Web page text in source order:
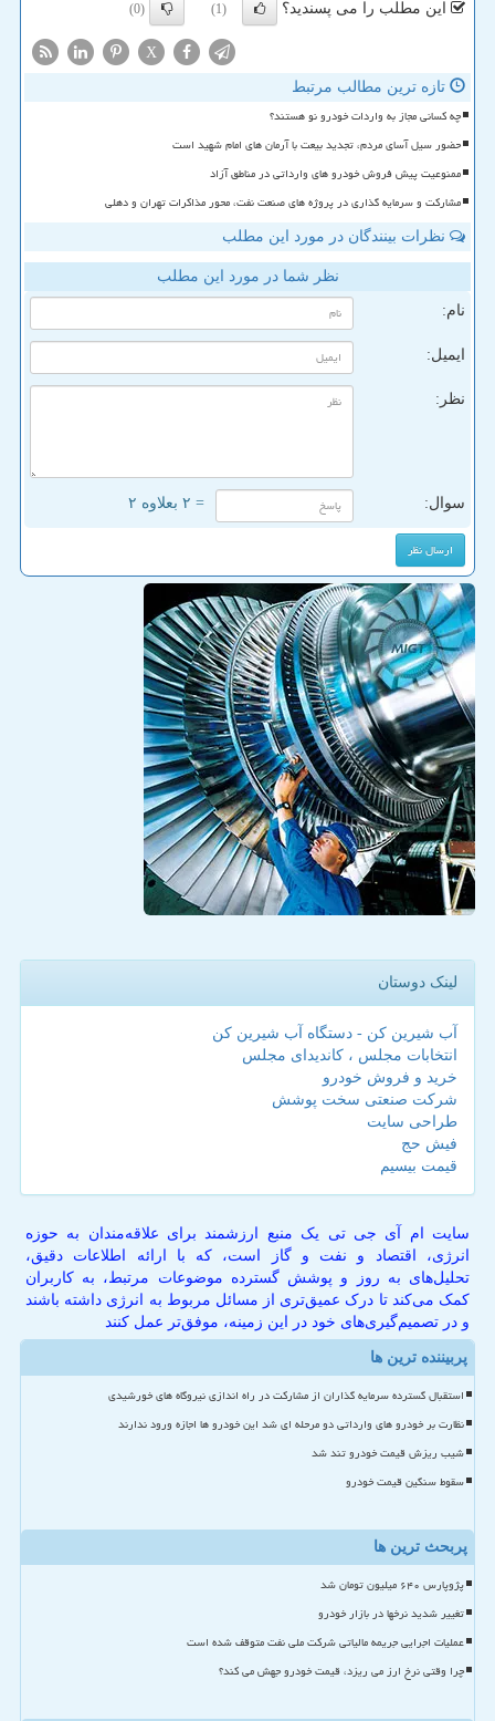
این مطلب را می پسندید؟ (1)
(0)
X
تازه ترین مطالب مرتبط
چه کسانی مجاز به واردات خودرو نو هستند؟
حضور سیل آسای مردم، تجدید بیعت با آرمان های امام شهید است
ممنوعیت پیش فروش خودرو های وارداتی در مناطق آزاد
مشارکت و سرمایه گذاری در پروژه های صنعت نفت، محور مذاکرات تهران و دهلی
نظرات بینندگان در مورد این مطلب
نظر شما در مورد این مطلب
نام:
ایمیل:
نظر:
سوال: = ۲ بعلاوه ۲
لینک دوستان
آب شیرین کن - دستگاه آب شیرین کن
انتخابات مجلس ، کاندیدای مجلس
خرید و فروش خودرو
شرکت صنعتی سخت پوشش
طراحی سایت
فیش حج
قیمت بیسیم
سایت ام آی جی تی یک منبع ارزشمند برای علاقه‌مندان به حوزه
انرژی، اقتصاد و نفت و گاز است، که با ارائه اطلاعات دقیق،
تحلیل‌های به روز و پوشش گسترده موضوعات مرتبط، به کاربران
کمک می‌کند تا درک عمیق‌تری از مسائل مربوط به انرژی داشته باشند
و در تصمیم‌گیری‌های خود در این زمینه، موفق‌تر عمل کنند
پربیننده ترین ها
استقبال گسترده سرمایه گذاران از مشارکت در راه اندازی نیروگاه های خورشیدی
نظارت بر خودرو های وارداتی دو مرحله ای شد این خودرو ها اجازه ورود ندارند
شیب ریزش قیمت خودرو تند شد
سقوط سنگین قیمت خودرو
پربحث ترین ها
پژوپارس ۶۴۰ میلیون تومان شد
تغییر شدید نرخها در بازار خودرو
عملیات اجرایی جریمه مالیاتی شرکت ملی نفت متوقف شده است
چرا وقتی نرخ ارز می ریزد، قیمت خودرو جهش می کند؟